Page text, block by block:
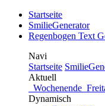
Startseite
SmilieGenerator
Regenbogen Text
Navi
Startseite
Aktuell
Wochenende
Dynamisch